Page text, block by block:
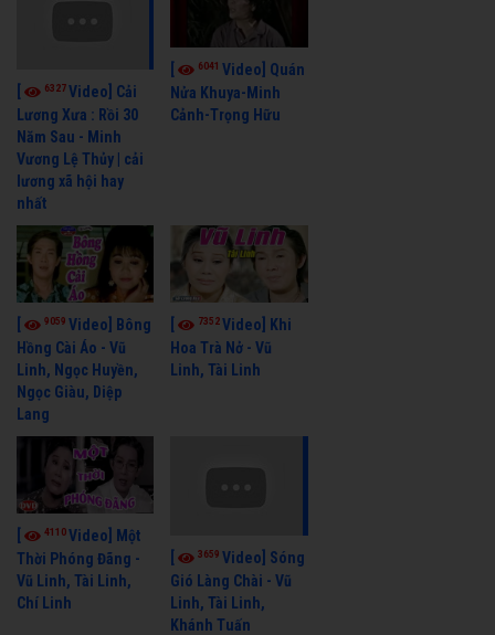
6327Video] Cải
Lương Xưa : Rồi 30
Năm Sau - Minh
Vương Lệ Thủy | cải
lương xã hội hay
nhất
6041Video] Quán
Nửa Khuya-Minh
Cảnh-Trọng Hữu
9059 Video] Bông
Hồng Cài Áo - Vũ
Linh, Ngọc Huyền,
Ngọc Giàu, Diệp
Lang
7352Video] Khi
Hoa Trà Nở - Vũ
Linh, Tài Linh
4110Video] Một
Thời Phóng Đãng -
Vũ Linh, Tài Linh,
Chí Linh
3659Video] Sóng
Gió Làng Chài - Vũ
Linh, Tài Linh,
Khánh Tuấn